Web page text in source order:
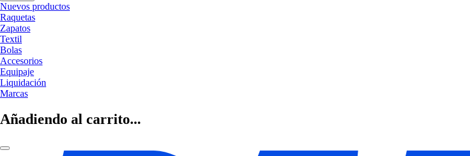
Nuevos productos
Raquetas
Zapatos
Textil
Bolas
Accesorios
Equipaje
Liquidación
Marcas
Añadiendo al carrito...